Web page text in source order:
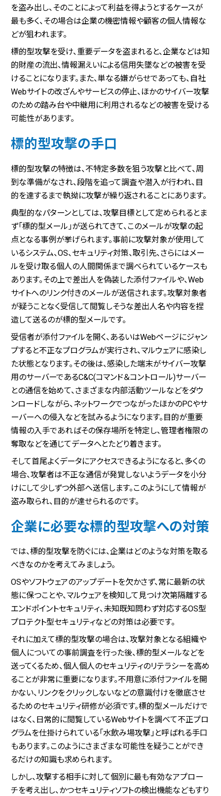
を盗み出し、そのことによって利益を得ようとするケースが
最も多く、その場合は企業の機密情報や顧客の個人情報な
どが狙われます。
標的型攻撃を受け、重要データを盗まれると、企業などは知
的財産の流出、情報漏えいによる信用失墜などの被害を受
けることになります。また、単なる嫌がらせであっても、自社
Webサイトの改ざんやサービスの停止、ほかのサイバー攻撃
のための踏み台や中継用に利用されるなどの被害を受ける
可能性があります。
標的型攻撃の手口
標的型攻撃の特徴は、不特定多数を狙う攻撃と比べて、周
到な準備がなされ、段階を追って調査や潜入が行われ、目
的を達するまで執拗に攻撃が繰り返されることにあります。
典型的なパターンとしては、攻撃目標として定められるとま
ず「標的型メール」が送られてきて、このメールが攻撃の起
点となる事例が挙げられます。事前に攻撃対象が使用して
いるシステム、OS、セキュリティ対策、取引先、さらにはメー
ルを受け取る個人の人間関係まで調べられているケースも
あります。その上で差出人を偽装した添付ファイルや、Web
サイトへのリンク付きのメールが送信されます。攻撃対象者
が疑うことなく受信して閲覧しそうな差出人名や内容を捏
造して送るのが標的型メールです。
受信者が添付ファイルを開く、あるいはWebページにジャン
プすると不正なプログラムが実行され、マルウェアに感染し
た状態となります。その後は、感染した端末がサイバー攻撃
用のサーバーであるC&C(コマンド＆コントロール)サーバー
との通信を始めて、さまざまな内部活動ツールなどをダウ
ンロードしながら、ネットワークでつながったほかのPCやサ
ーバーへの侵入などを試みるようになります。目的が重要
情報の入手であればその保存場所を特定し、管理者権限の
奪取などを通じてデータへとたどり着きます。
そして首尾よくデータにアクセスできるようになると、多くの
場合、攻撃者は不正な通信が発覚しないようデータを小分
けにして少しずつ外部へ送信します。このようにして情報が
盗み取られ、目的が達せられるのです。
企業に必要な標的型攻撃への対策
では、標的型攻撃を防ぐには、企業はどのような対策を取る
べきなのかを考えてみましょう。
OSやソフトウェアのアップデートを欠かさず、常に最新の状
態に保つことや、マルウェアを検知して見つけ次第隔離する
エンドポイントセキュリティ、未知既知問わず対応するOS型
プロテクト型セキュリティなどの対策は必要です。
それに加えて標的型攻撃の場合は、攻撃対象となる組織や
個人についての事前調査を行った後、標的型メールなどを
送ってくるため、個人個人のセキュリティのリテラシーを高め
ることが非常に重要になります。不用意に添付ファイルを開
かない、リンクをクリックしないなどの意識付けを徹底させ
るためのセキュリティ研修が必須です。標的型メールだけで
はなく、日常的に閲覧しているWebサイトを調べて不正プロ
グラムを仕掛けられている「水飲み場攻撃」と呼ばれる手口
もあります。このようにさまざまな可能性を疑うことができ
るだけの知識も求められます。
しかし、攻撃する相手に対して個別に最も有効なアプロー
チを考え出し、かつセキュリティソフトの検出機能などもすり